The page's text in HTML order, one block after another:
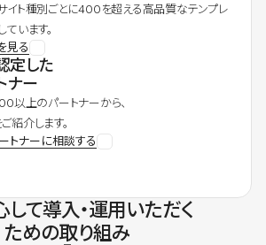
イト種別ごとに400を超える高品質なテンプレ
います。
見る
定した
ナー
以上のパートナーから、
紹介します。
トナーに相談する
して導入・運用いただく
ための取り組み